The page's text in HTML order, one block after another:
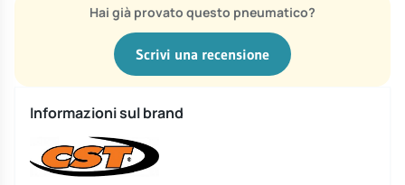
Hai già provato questo pneumatico?
Scrivi una recensione
Informazioni sul brand